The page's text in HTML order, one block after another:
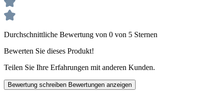
Durchschnittliche Bewertung von 0 von 5 Sternen
Bewerten Sie dieses Produkt!
Teilen Sie Ihre Erfahrungen mit anderen Kunden.
Bewertung schreiben Bewertungen anzeigen